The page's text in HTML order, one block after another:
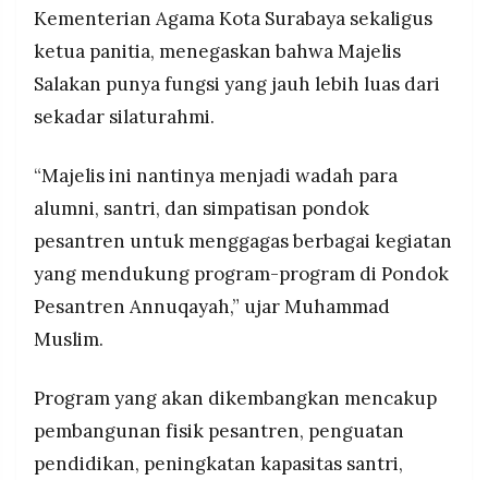
Kementerian Agama Kota Surabaya sekaligus
ketua panitia, menegaskan bahwa Majelis
Salakan punya fungsi yang jauh lebih luas dari
sekadar silaturahmi.
“Majelis ini nantinya menjadi wadah para
alumni, santri, dan simpatisan pondok
pesantren untuk menggagas berbagai kegiatan
yang mendukung program-program di Pondok
Pesantren Annuqayah,” ujar Muhammad
Muslim.
Program yang akan dikembangkan mencakup
pembangunan fisik pesantren, penguatan
pendidikan, peningkatan kapasitas santri,